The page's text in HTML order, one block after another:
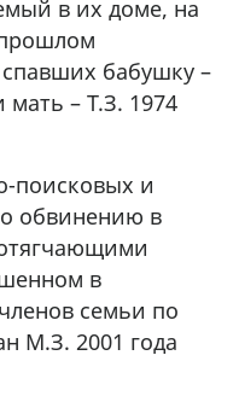
в их доме, на
бабушку –
– Т.З. 1974
поисковых и
обвинению в
в
семьи по
М.З. 2001 года